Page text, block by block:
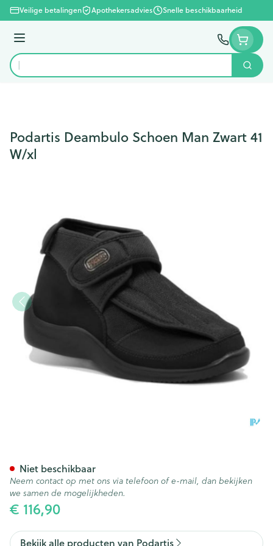
Ga naar de inhoud
Veilige betalingen Apothekersadvies Snelle beschikbaarheid
Menu
Product, merk, categorie...
Zoek
Podartis Deambulo Schoen Man Zwart 41
W/xl
€ 116,90
Niet beschikbaar
Neem contact op met ons via telefoon of e-mail, dan bekijken
we samen de mogelijkheden.
Bekijk alle producten van Podartis